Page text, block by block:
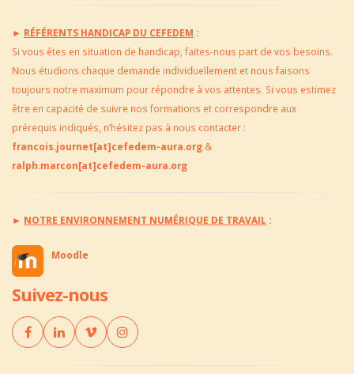
► RÉFÉRENTS HANDICAP DU CEFEDEM :
Si vous êtes en situation de handicap, faites-nous part de vos besoins.
Nous étudions chaque demande individuellement et nous faisons
toujours notre maximum pour répondre à vos attentes. Si vous estimez
être en capacité de suivre nos formations et correspondre aux
prérequis indiqués, n’hésitez pas à nous contacter :
francois.journet[at]cefedem-aura.org &
ralph.marcon[at]cefedem-aura.org
► NOTRE ENVIRONNEMENT NUMÉRIQUE DE TRAVAIL :
Moodle
Suivez-nous